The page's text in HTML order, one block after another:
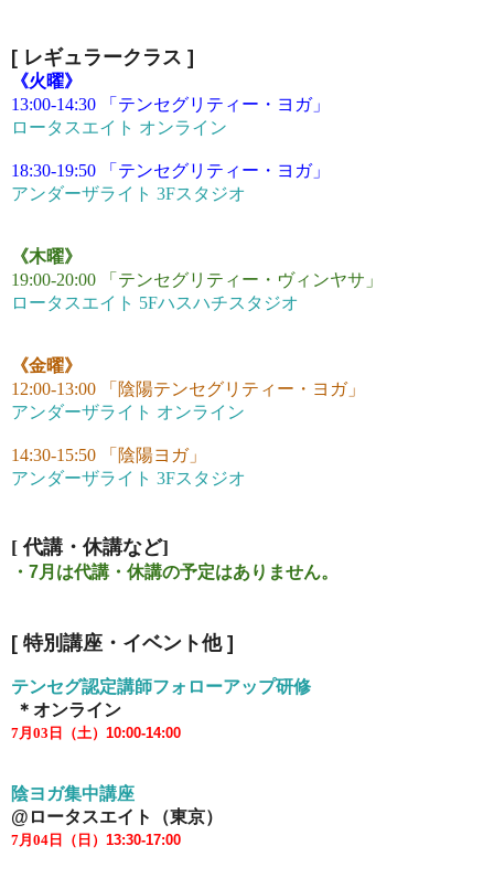
[ レギュラークラス ]
《火曜》
13:00-14:30 「テンセグリティー・ヨガ」
ロータスエイト オンライン
18:30-19:50 「テンセグリティー・ヨガ」
アンダーザライト 3Fスタジオ
《木曜》
19:00-20:00 「テンセグリティー・ヴィンヤサ」
ロータスエイト 5Fハスハチスタジオ
《金曜》
12:00-13:00 「陰陽テンセグリティー・ヨガ」
アンダーザライト オンライン
14:30-15:50 「陰陽ヨガ」
アンダーザライト 3Fスタジオ
[ 代講・休講など]
・7月は代講・休講の予定はありません。
[ 特別講座・イベント他]
テンセグ認定講師フォローアップ研修
＊オンライン
7月03 日（土）10:00-14:00
陰ヨガ集中講座
@ロータスエイト（東京）
7月04日（日）13:30-17:00